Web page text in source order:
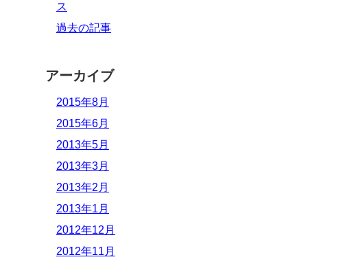
ス
過去の記事
アーカイブ
2015年8月
2015年6月
2013年5月
2013年3月
2013年2月
2013年1月
2012年12月
2012年11月